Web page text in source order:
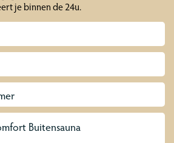
je binnen de 24u.